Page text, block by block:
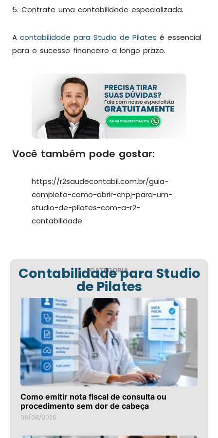
5. Contrate uma contabilidade especializada.
A contabilidade para Studio de Pilates é essencial
para o sucesso financeiro a longo prazo.
Você também pode gostar:
https://r2saudecontabil.com.br/guia-
completo-como-abrir-cnpj-para-um-
studio-de-pilates-com-a-r2-
contabilidade
CATEGORIA
Contabilidade para Studio
de Pilates
Como emitir nota fiscal de consulta ou
procedimento sem dor de cabeça
06/08/2026